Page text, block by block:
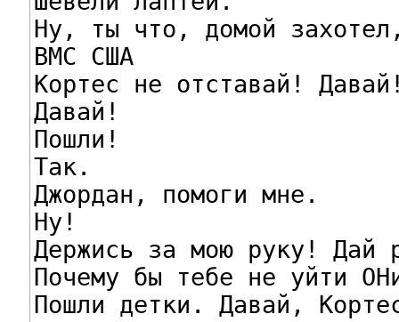
Ну, ты что, домой
ВМС США
Кортес не отставай!
Давай!
Пошли!
Так.
Джордан, помоги мне.
Ну!
Держись за мою руку! Дай
Почему бы тебе не уйти
Пошли детки. Давай,